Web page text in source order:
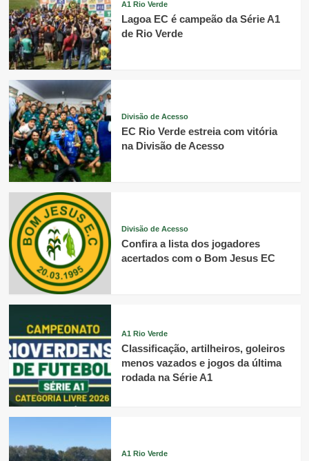
A1 Rio Verde
Lagoa EC é campeão da Série A1
de Rio Verde
Divisão de Acesso
EC Rio Verde estreia com vitória
na Divisão de Acesso
Divisão de Acesso
Confira a lista dos jogadores
acertados com o Bom Jesus EC
A1 Rio Verde
Classificação, artilheiros, goleiros
menos vazados e jogos da última
rodada na Série A1
A1 Rio Verde